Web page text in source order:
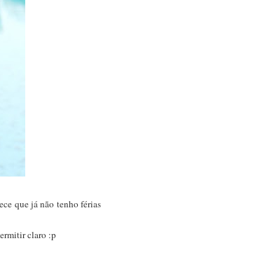
que já não tenho férias
claro :p